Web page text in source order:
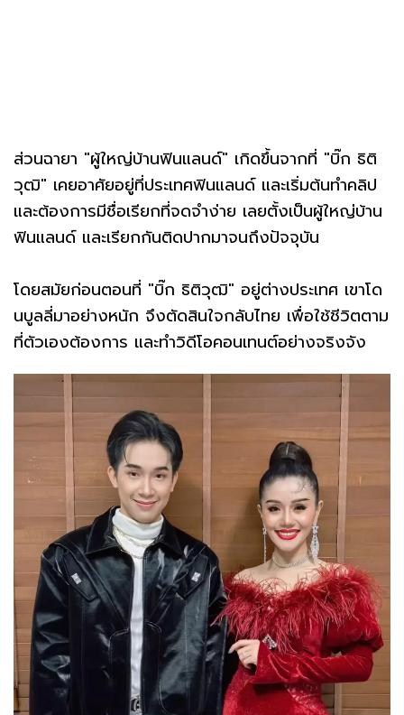
ส่วนฉายา "ผู้ใหญ่บ้านฟินแลนด์" เกิดขึ้นจากที่ "บิ๊ก ธิติ
วุฒิ" เคยอาศัยอยู่ที่ประเทศฟินแลนด์ และเริ่มต้นทำคลิป
และต้องการมีชื่อเรียกที่จดจำง่าย เลยตั้งเป็นผู้ใหญ่บ้าน
ฟินแลนด์ และเรียกกันติดปากมาจนถึงปัจจุบัน
โดยสมัยก่อนตอนที่ "บิ๊ก ธิติวุฒิ" อยู่ต่างประเทศ เขาโด
นบูลลี่มาอย่างหนัก จึงตัดสินใจกลับไทย เพื่อใช้ชีวิตตาม
ที่ตัวเองต้องการ และทำวิดีโอคอนเทนต์อย่างจริงจัง